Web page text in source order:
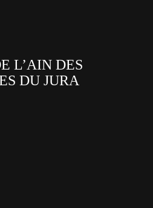
L’AIN DES
DU JURA